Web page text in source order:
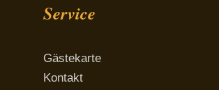
Service
Gästekarte
Kontakt